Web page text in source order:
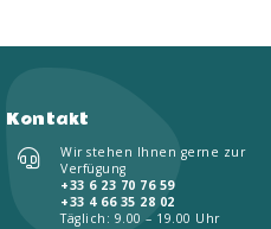
Kontakt
Wir stehen Ihnen gerne zur
Verfügung
+33 6 23 70 76 59
+33 4 66 35 28 02
Täglich: 9.00 – 19.00 Uhr